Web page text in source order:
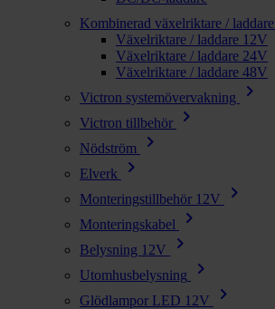
Kombinerad växelriktare / laddare
Växelriktare / laddare 12V
Växelriktare / laddare 24V
Växelriktare / laddare 48V
Victron systemövervakning
chevron_right
Victron tillbehör chevron_right
Nödström chevron_right
Elverk chevron_right
Monteringstillbehör 12V chevron_right
Monteringskabel chevron_right
Belysning 12V chevron_right
Utomhusbelysning chevron_right
Glödlampor LED 12V chevron_right